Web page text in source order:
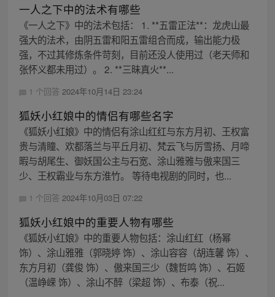
一人之下中的法术有哪些
《一人之下》中的法术包括： 1. **五雷正法**：龙虎山最
强大的法术，由阴五雷和阳五雷组合而成，输出能力极
强，不过其修炼条件苛刻，目前还没人使用过（老天师和
张怀义都未用过）。 2. **三昧真火**...
1 个回答 2024年10月14日 23:24
狐妖小红娘中的情侣有哪些名字
《狐妖小红娘》中的情侣有涂山红红与东方月初、王权富
贵与清瞳、欢都落兰与平丘月初、梵云飞与厉雪扬、月啼
暇与胡尾生、御妖国公主与石宽、涂山雅雅与傲来国三
少、王权霸业与东方淮竹。 等待电视剧的同时，也...
1 个回答 2024年10月03日 07:22
狐妖小红娘中的重要人物有哪些
《狐妖小红娘》中的重要人物包括：涂山红红（杨幂
饰）、涂山雅雅（郭晓婷 饰）、涂山容容（胡连馨 饰）、
东方月初（龚俊 饰）、傲来国三少（魏哲鸣 饰）、石姬
（温峥嵘 饰）、涂山不醉（梁超 饰）、布泰（祝...